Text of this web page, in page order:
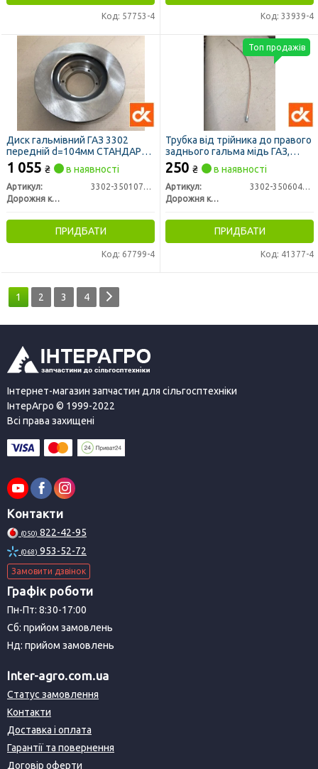
Код: 57753-4 Код: 33939-4
Диск гальмівний ГАЗ 3302
передній d=104мм СТАНДАРТ
(ДК)
1 055 ₴ в наявності
Артикул:
3302-3501077-01
Дорожня карта
ПРИДБАТИ
Код: 67799-4
Трубка від трійника до правого
заднього гальма мідь ГАЗ,
ГАЗЕЛЬ (ДК)
250 ₴ в наявності
Артикул:
3302-3506040-30
Дорожня карта
ПРИДБАТИ
Код: 41377-4
Топ продажів
1 2 3 4
Інтернет-магазин запчастин для сільгосптехніки
ІнтерАгро © 1999-2022
Всі права захищені
Контакти
(050) 822-42-95
(068) 953-52-72
Замовити дзвінок
Графік роботи
Пн-Пт: 8:30-17:00
Сб: прийом замовлень
Нд: прийом замовлень
Inter-agro.com.ua
Статус замовлення
Контакти
Доставка і оплата
Гарантії та повернення
Договір оферти